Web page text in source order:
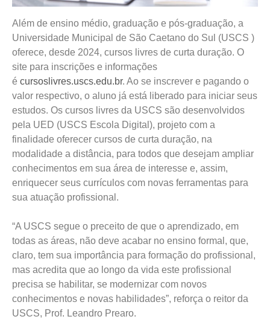
Além de ensino médio, graduação e pós-graduação, a
Universidade Municipal de São Caetano do Sul (USCS )
oferece, desde 2024, cursos livres de curta duração. O
site para inscrições e informações
é cursoslivres.uscs.edu.br. Ao se inscrever e pagando o
valor respectivo, o aluno já está liberado para iniciar seus
estudos. Os cursos livres da USCS são desenvolvidos
pela UED (USCS Escola Digital), projeto com a
finalidade oferecer cursos de curta duração, na
modalidade a distância, para todos que desejam ampliar
conhecimentos em sua área de interesse e, assim,
enriquecer seus currículos com novas ferramentas para
sua atuação profissional.
“A USCS segue o preceito de que o aprendizado, em
todas as áreas, não deve acabar no ensino formal, que,
claro, tem sua importância para formação do profissional,
mas acredita que ao longo da vida este profissional
precisa se habilitar, se modernizar com novos
conhecimentos e novas habilidades”, reforça o reitor da
USCS, Prof. Leandro Prearo.